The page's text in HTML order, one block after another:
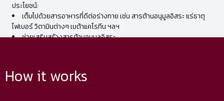
ประโยชน์:
เต็มไปด้วยสารอาหารที่ดีต่อร่างกาย เช่น สารต้านอนุมูลอิสระ แร่ธาตุ
ไฟเบอร์ วิตามินต่างๆ เบต้าแคโรทีน ฯลฯ
ช่วยเสริมสร้างสารต้านอนุมูลอิสระ
How it works